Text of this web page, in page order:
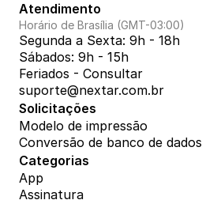
Atendimento
Horário de Brasília (GMT-03:00)
Segunda a Sexta: 9h - 18h
Sábados: 9h - 15h
Feriados - Consultar
suporte@nextar.com.br
Solicitações
Modelo de impressão
Conversão de banco de dados
Categorias
App
Assinatura